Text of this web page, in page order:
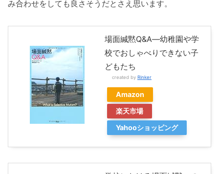
み合わせをしても良さそうだとさえ思います。
場面緘黙Q&A―幼稚園や学
校でおしゃべりできない子
どもたち
created by Rinker
Amazon
楽天市場
Yahooショッピング